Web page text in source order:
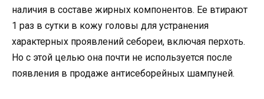
наличия в составе жирных компонентов. Ее втирают
1 раз в сутки в кожу головы для устранения
характерных проявлений себореи, включая перхоть.
Но с этой целью она почти не используется после
появления в продаже антисеборейных шампуней.